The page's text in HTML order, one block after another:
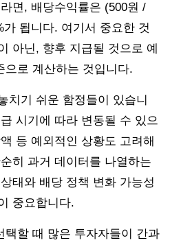
면, 배당수익률은 (500원 /
가 됩니다. 여기서 중요한 것
아닌, 향후 지급될 것으로 예
으로 계산하는 것입니다.
치기 쉬운 함정들이 있습니
시기에 따라 변동될 수 있으
등 예외적인 상황도 고려해
히 과거 데이터를 나열하는
태와 배당 정책 변화 가능성
중요합니다.
택할 때 많은 투자자들이 간과